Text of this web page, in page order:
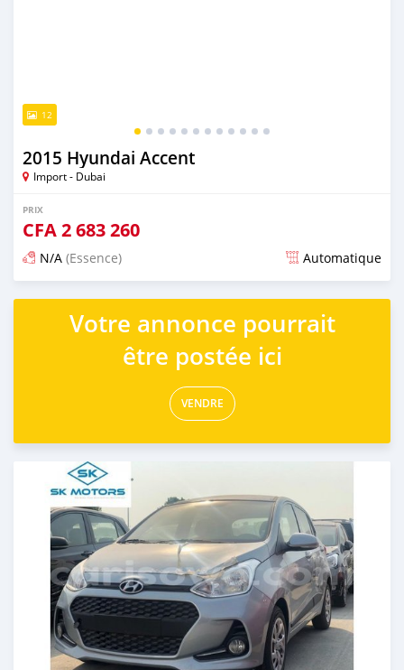
12
2015 Hyundai Accent
Import - Dubai
PRIX
CFA2 683 260
N/A (Essence) Automatique
Publié il y a presque 6 ans
Votre annonce pourrait
être postée ici
VENDRE